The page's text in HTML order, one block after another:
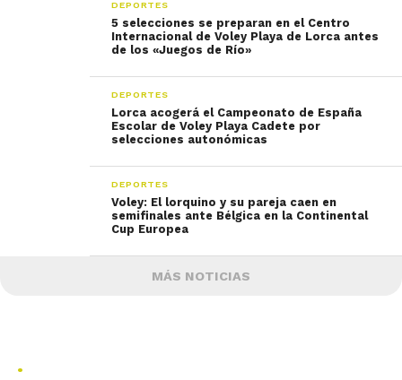
DEPORTES
5 selecciones se preparan en el Centro
Internacional de Voley Playa de Lorca antes
de los «Juegos de Río»
DEPORTES
Lorca acogerá el Campeonato de España
Escolar de Voley Playa Cadete por
DEPORTES
Voley: El lorquino y su pareja caen en
semifinales ante Bélgica en la Continental
Cup Europea
MÁS NOTICIAS
.